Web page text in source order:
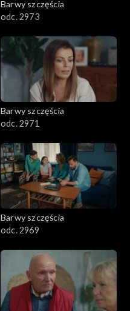
Barwy szczęścia
odc. 2973
Barwy szczęścia
odc. 2971
Barwy szczęścia
odc. 2969